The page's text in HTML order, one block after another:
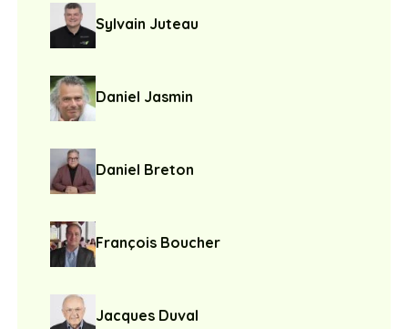
Sylvain Juteau
Daniel Jasmin
Daniel Breton
François Boucher
Jacques Duval